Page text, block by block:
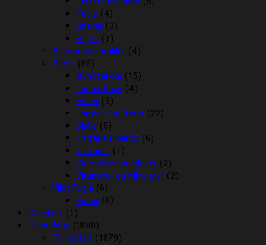
Fugle (4)
Gnaver (3)
Reptil (1)
Rengørings artikler (4)
Reptil (66)
Bunddække (15)
Fauna Boxe (4)
Foder (9)
Lamper og Pærer (22)
Skåle (5)
Terrarie tilbehør (6)
Terrarier (1)
Varmesten og plader (2)
Vitaminer og Mineraler (2)
Vildt Fugle (6)
Foder (6)
Gavekort (1)
Rideudstyr (3080)
Til Hesten (1879)